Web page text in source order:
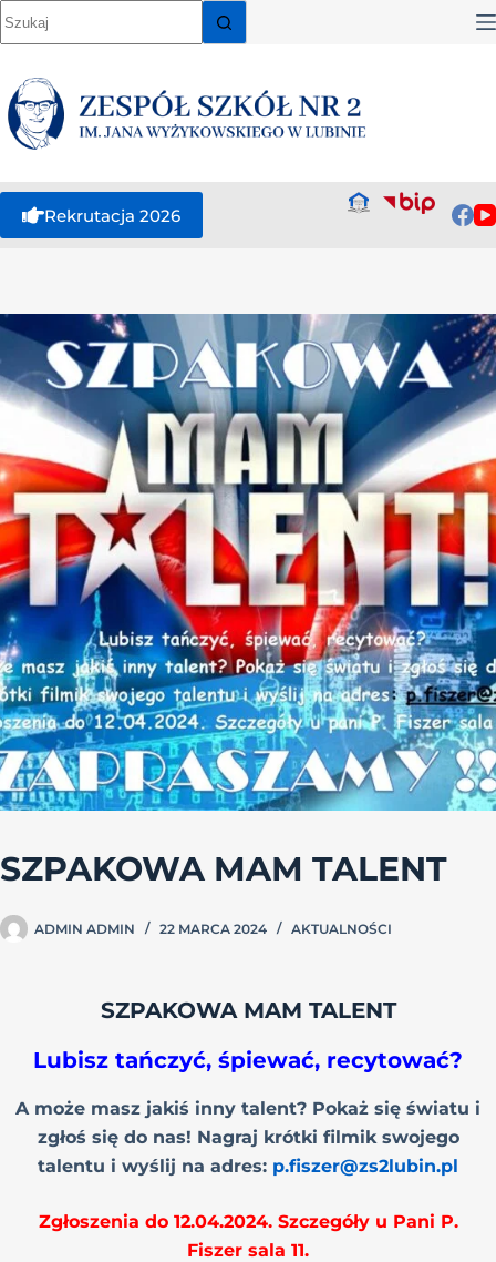
Rekrutacja 2026
SZPAKOWA MAM TALENT
ADMIN ADMIN 22 MARCA 2024 AKTUALNOŚCI
SZPAKOWA MAM TALENT
Lubisz tańczyć, śpiewać, recytować?
A może masz jakiś inny talent? Pokaż się światu i
zgłoś się do nas! Nagraj krótki filmik swojego
talentu i wyślij na adres: p.fiszer@zs2lubin.pl
Zgłoszenia do 12.04.2024. Szczegóły u Pani P.
Fiszer sala 11.